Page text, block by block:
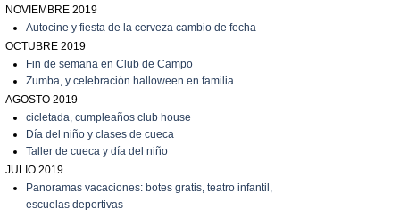
NOVIEMBRE 2019
Autocine y fiesta de la cerveza cambio de fecha
OCTUBRE 2019
Fin de semana en Club de Campo
Zumba, y celebración halloween en familia
AGOSTO 2019
cicletada, cumpleaños club house
Día del niño y clases de cueca
Taller de cueca y día del niño
JULIO 2019
Panoramas vacaciones: botes gratis, teatro infantil,
escuelas deportivas